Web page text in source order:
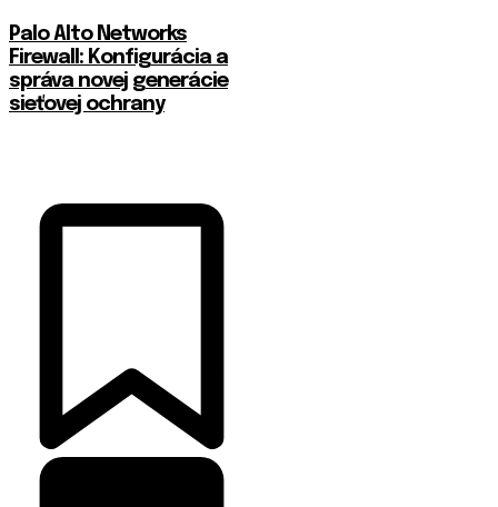
Palo Alto Networks
Firewall: Konfigurácia a
správa novej generácie
sieťovej ochrany